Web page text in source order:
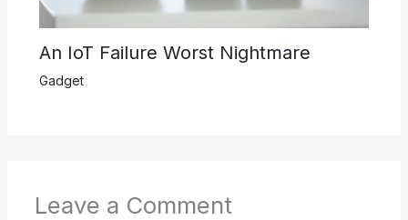
An IoT Failure Worst Nightmare
Gadget
Leave a Comment